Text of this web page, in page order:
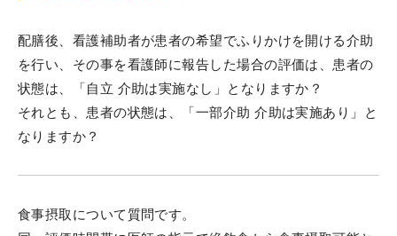
配膳後、看護補助者が患者の希望でふりかけを開ける介助
を行い、その事を看護師に報告した場合の評価は、患者の
状態は、「自立 介助は実施なし」となりますか？
それとも、患者の状態は、「一部介助 介助は実施あり」と
なりますか？
食事摂取について質問です。